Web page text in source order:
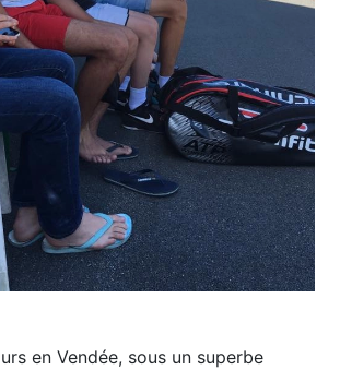
en Vendée, sous un superbe